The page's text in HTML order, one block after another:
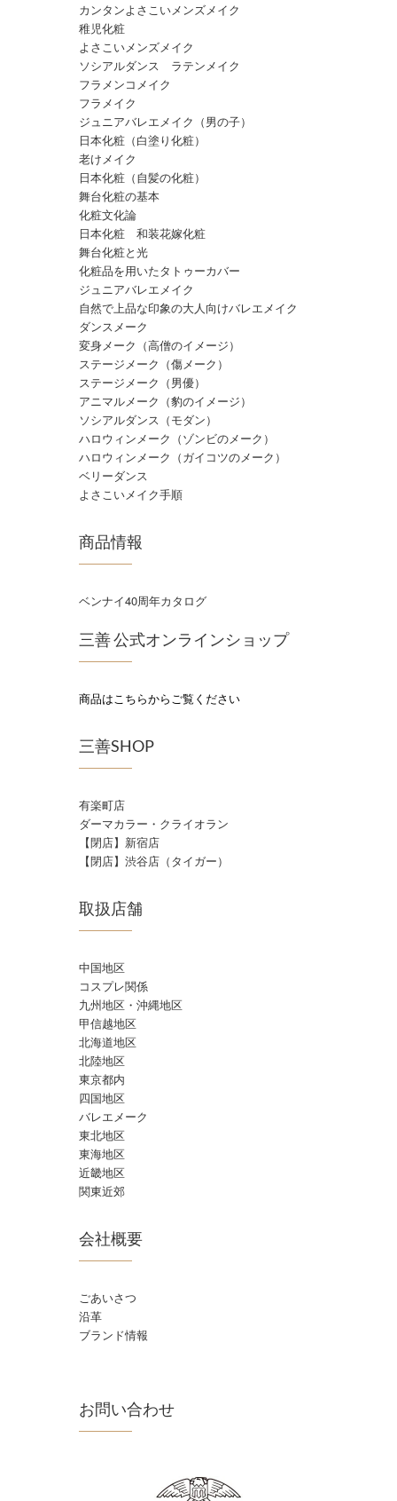
カンタンよさこいメンズメイク
稚児化粧
よさこいメンズメイク
ソシアルダンス ラテンメイク
フラメンコメイク
フラメイク
ジュニアバレエメイク（男の子）
日本化粧（白塗り化粧）
老けメイク
日本化粧（自髪の化粧）
舞台化粧の基本
化粧文化論
日本化粧 和装花嫁化粧
舞台化粧と光
化粧品を用いたタトゥーカバー
ジュニアバレエメイク
自然で上品な印象の大人向けバレエメイク
ダンスメーク
変身メーク（高僧のイメージ）
ステージメーク（傷メーク）
ステージメーク（男優）
アニマルメーク（豹のイメージ）
ソシアルダンス（モダン）
ハロウィンメーク（ゾンビのメーク）
ハロウィンメーク（ガイコツのメーク）
ベリーダンス
よさこいメイク手順
商品情報
ベンナイ40周年カタログ
三善 公式オンラインショップ
商品はこちらからご覧ください
三善SHOP
有楽町店
ダーマカラー・クライオラン
【閉店】新宿店
【閉店】渋谷店（タイガー）
取扱店舗
中国地区
コスプレ関係
九州地区・沖縄地区
甲信越地区
北海道地区
北陸地区
東京都内
四国地区
バレエメーク
東北地区
東海地区
近畿地区
関東近郊
会社概要
ごあいさつ
沿革
ブランド情報
お問い合わせ